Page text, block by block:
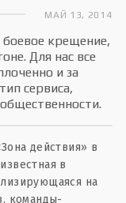
МАЙ 13, 2014
крещение,
Для нас все
и за
сервиса,
действия» в
в
на
команды-